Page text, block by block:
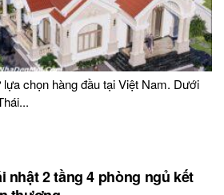
chọn hàng đầu tại Việt Nam. Dưới
nhật 2 tầng 4 phòng ngủ kết